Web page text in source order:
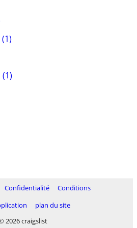
Confidentialité
Conditions
plan du site
2026 craigslist